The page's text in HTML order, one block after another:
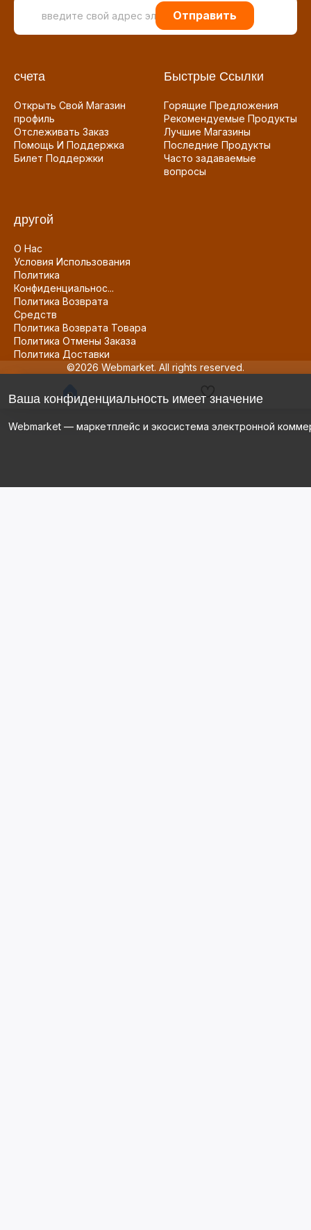
Отправить
счета
Открыть Свой Магазин
профиль
Отслеживать Заказ
Помощь И Поддержка
Билет Поддержки
Быстрые Ссылки
Горящие Предложения
Рекомендуемые Продукты
Лучшие Магазины
Последние Продукты
Часто задаваемые
вопросы
другой
О Нас
Условия Использования
Политика
Конфиденциальнос...
Политика Возврата
Средств
Политика Возврата Товара
Политика Отмены Заказа
Политика Доставки
©2026 Webmarket. All rights reserved.
Ваша конфиденциальность имеет значение
Webmarket — маркетплейс и экосистема электронной